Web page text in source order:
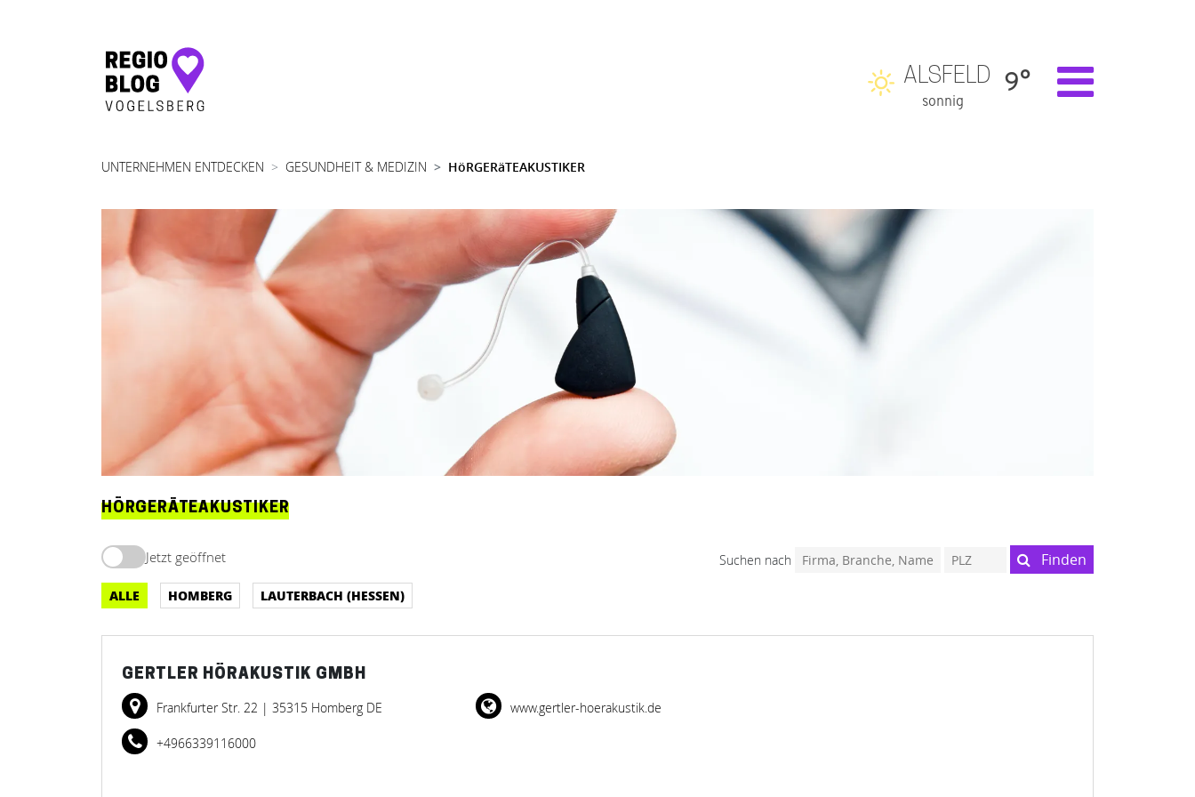
Hauptnavigation
ALSFELD
sonnig
9°
UNTERNEHMEN ENTDECKEN GESUNDHEIT & MEDIZIN HöRGERäTEAKUSTIKER
HÖRGERÄTEAKUSTIKER
Jetzt geöffnet Suchen nach Finden
ALLE HOMBERG LAUTERBACH (HESSEN)
GERTLER HÖRAKUSTIK GMBH
Frankfurter Str. 22 | 35315 Homberg DE
+4966339116000
www.gertler-hoerakustik.de